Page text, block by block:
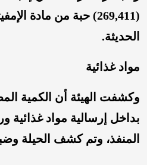
(269,411) حبة من مادة
الحديثة.
مواد غذائية
وكشفت الهيئة أن الكمية
بداخل إرسالية مواد غذائية
المنفذ، وتم كشف الحيلة